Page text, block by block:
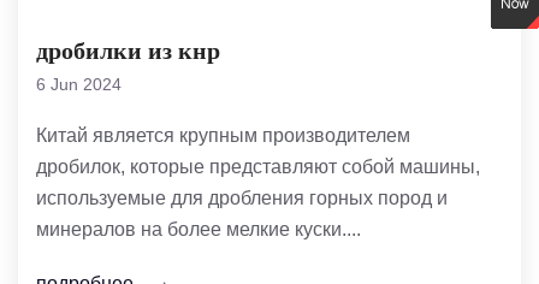
дробилки из кнр
6 Jun 2024
Китай является крупным производителем
дробилок, которые представляют собой машины,
используемые для дробления горных пород и
минералов на более мелкие куски....